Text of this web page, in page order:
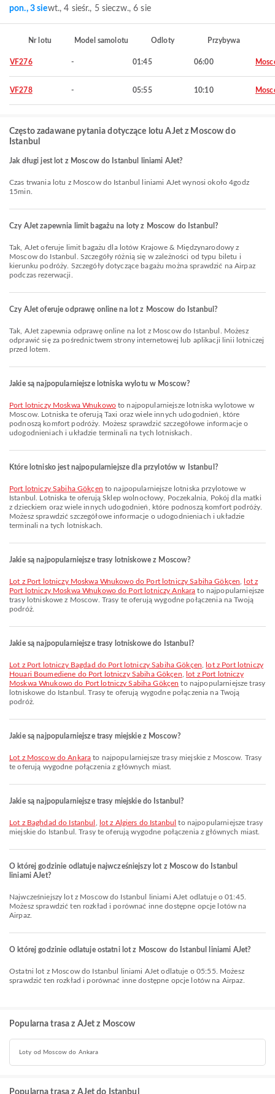
pon., 3 siewt., 4 sieśr., 5 sieczw., 6 sie
Nr lotu Model samolotu Odloty Przybywa
VF276 - 01:45 06:00
VF278 - 05:55 10:10
Często zadawane pytania dotyczące lotu AJet z Moscow do
Istanbul
Jak długi jest lot z Moscow do Istanbul liniami AJet?
Czas trwania lotu z Moscow do Istanbul liniami AJet wynosi około 4godz
15min.
Czy AJet zapewnia limit bagażu na loty z Moscow do Istanbul?
Tak, AJet oferuje limit bagażu dla lotów Krajowe & Międzynarodowy z
Moscow do Istanbul. Szczegóły różnią się w zależności od typu biletu i
kierunku podróży. Szczegóły dotyczące bagażu można sprawdzić na Airpaz
podczas rezerwacji.
Czy AJet oferuje odprawę online na lot z Moscow do Istanbul?
Tak, AJet zapewnia odprawę online na lot z Moscow do Istanbul. Możesz
odprawić się za pośrednictwem strony internetowej lub aplikacji linii lotniczej
przed lotem.
Jakie są najpopularniejsze lotniska wylotu w Moscow?
Port lotniczy Moskwa Wnukowoto najpopularniejsze lotniska wylotowe w
Moscow. Lotniska te oferują Taxi oraz wiele innych udogodnień, które
podnoszą komfort podróży. Możesz sprawdzić szczegółowe informacje o
udogodnieniach i układzie terminali na tych lotniskach.
Które lotnisko jest najpopularniejsze dla przylotów w Istanbul?
Port lotniczy Sabiha Gökçen to najpopularniejsze lotniska przylotowe w
Istanbul. Lotniska te oferują Sklep wolnocłowy, Poczekalnia, Pokój dla matki
z dzieckiem oraz wiele innych udogodnień, które podnoszą komfort podróży.
Możesz sprawdzić szczegółowe informacje o udogodnieniach i układzie
terminali na tych lotniskach.
Jakie są najpopularniejsze trasy lotniskowe z Moscow?
lot z Port lotniczy Moskwa Wnukowo do Port lotniczy Sabiha Gökçen
lot z
Port lotniczy Moskwa Wnukowo do Port lotniczy Ankara to najpopularniejsze
trasy lotniskowe z Moscow. Trasy te oferują wygodne połączenia na Twoją
podróż.
Jakie są najpopularniejsze trasy lotniskowe do Istanbul?
lot z Port lotniczy Bagdad do Port lotniczy Sabiha Gökçen
lot z Port lotniczy
Houari Boumediene do Port lotniczy Sabiha Gökçen
lot z Port lotniczy
Moskwa Wnukowo do Port lotniczy Sabiha Gökçen to najpopularniejsze trasy
lotniskowe do Istanbul. Trasy te oferują wygodne połączenia na Twoją
podróż.
Jakie są najpopularniejsze trasy miejskie z Moscow?
lot z Moscow do Ankara to najpopularniejsze trasy miejskie z Moscow. Trasy
te oferują wygodne połączenia z głównych miast.
Jakie są najpopularniejsze trasy miejskie do Istanbul?
lot z Baghdad do Istanbul lot z Algiers do Istanbul to najpopularniejsze trasy
miejskie do Istanbul. Trasy te oferują wygodne połączenia z głównych miast.
O której godzinie odlatuje najwcześniejszy lot z Moscow do Istanbul
liniami AJet?
Najwcześniejszy lot z Moscow do Istanbul liniami AJet odlatuje o 01:45.
Możesz sprawdzić ten rozkład i porównać inne dostępne opcje lotów na
Airpaz.
O której godzinie odlatuje ostatni lot z Moscow do Istanbul liniami AJet?
Ostatni lot z Moscow do Istanbul liniami AJet odlatuje o 05:55. Możesz
sprawdzić ten rozkład i porównać inne dostępne opcje lotów na Airpaz.
Popularna trasa z AJet z Moscow
Loty od Moscow do Ankara
Popularna trasa z AJet do Istanbul